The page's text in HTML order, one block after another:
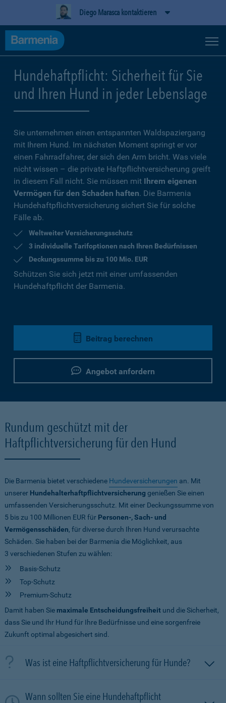
Diego Marasca kontaktieren
Hundehaftpflicht: Sicherheit für Sie
und Ihren Hund in jeder Lebenslage
Sie unternehmen einen entspannten Waldspaziergang
mit Ihrem Hund. Im nächsten Moment springt er vor
einen Fahrradfahrer, der sich den Arm bricht. Was viele
nicht wissen – die private Haftpflichtversicherung greift
in diesem Fall nicht. Sie müssen mit Ihrem eigenen
Vermögen für den Schaden haften. Die Barmenia
Hundehaftpflichtversicherung sichert Sie für solche
Fälle ab.
Weltweiter Versicherungsschutz
3 individuelle Tarifoptionen nach Ihren Bedürfnissen
Deckungssumme bis zu 100 Mio. EUR
Schützen Sie sich jetzt mit einer umfassenden
Hundehaftpflicht der Barmenia.
Beitrag berechnen
Angebot anfordern
Rundum geschützt mit der
Haftpflichtversicherung für den Hund
Die Barmenia bietet verschiedene Hundeversicherungen an. Mit
unserer Hundehalterhaftpflichtversicherung genießen Sie einen
umfassenden Versicherungsschutz. Mit einer Deckungssumme von
5 bis zu 100 Millionen EUR für Personen-, Sach- und
Vermögensschäden, für diverse durch Ihren Hund verursachte
Schäden. Sie haben bei der Barmenia die Möglichkeit, aus
3 verschiedenen Stufen zu wählen:
Basis-Schutz
Top-Schutz
Premium-Schutz
Damit haben Sie maximale Entscheidungsfreiheit und die Sicherheit,
dass Sie und Ihr Hund für Ihre Bedürfnisse und eine sorgenfreie
Zukunft optimal abgesichert sind.
Was ist eine Haftpflichtversicherung für Hunde?
Wann sollten Sie eine Hundehaftpflicht